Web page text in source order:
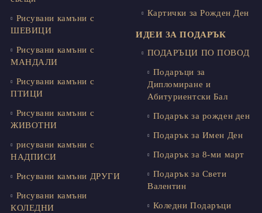
Рисувани камъни с
ШЕВИЦИ
Рисувани камъни с
МАНДАЛИ
Рисувани камъни с
ПТИЦИ
Рисувани камъни с
ЖИВОТНИ
рисувани камъни с
НАДПИСИ
Рисувани камъни ДРУГИ
Рисувани камъни
КОЛЕДНИ
Картички за Рожден Ден
ИДЕИ ЗА ПОДАРЪК
ПОДАРЪЦИ ПО ПОВОД
Подаръци за
Дипломиране и
Абитуриентски Бал
Подарък за рожден ден
Подарък за Имен Ден
Подарък за 8-ми март
Подарък за Свети
Валентин
Коледни Подаръци